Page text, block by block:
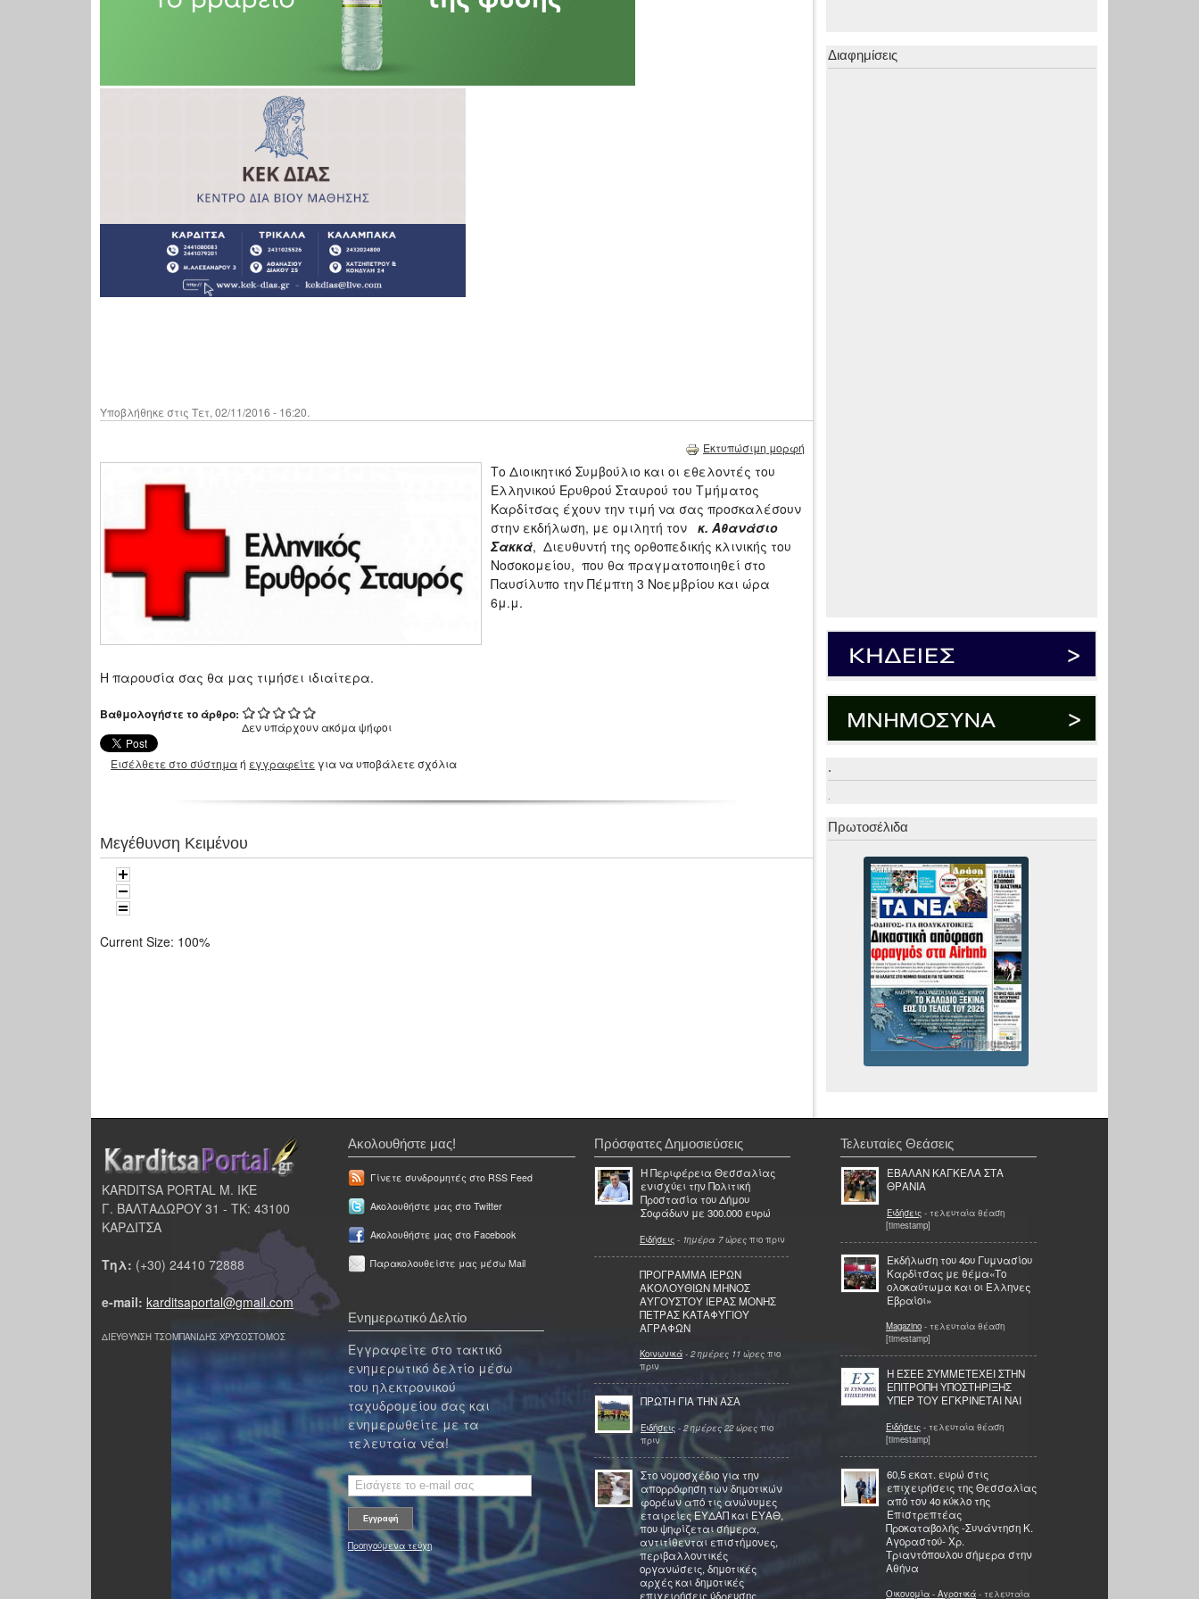
Υποβλήθηκε στις Τετ, 02/11/2016 - 16:20.
Εκτυπώσιμη μορφή
Το Διοικητικό Συμβούλιο και οι εθελοντές του
Ελληνικού Ερυθρού Σταυρού του Τμήματος
Καρδίτσας έχουν την τιμή να σας προσκαλέσουν
στην εκδήλωση, με ομιλητή τον κ. Αθανάσιο
Σακκά, Διευθυντή της ορθοπεδικής κλινικής του
Νοσοκομείου, που θα πραγματοποιηθεί στο
Παυσίλυπο την Πέμπτη 3 Νοεμβρίου και ώρα
6μ.μ.
Η παρουσία σας θα μας τιμήσει ιδιαίτερα.
Βαθμολογήστε το άρθρο:
Δεν υπάρχουν ακόμα ψήφοι
Εισέλθετε στο σύστημαή εγγραφείτε για να υποβάλετε σχόλια
Μεγέθυνση Κειμένου
Current Size: 100%
Διαφημίσεις
.
.
Πρωτοσέλιδα
KARDITSA PORTAL Μ. ΙΚΕ
Γ. ΒΑΛΤΑΔΩΡΟΥ 31 - ΤΚ: 43100
ΚΑΡΔΙΤΣΑ
Τηλ: (+30) 24410 72888
e-mail: karditsaportal@gmail.com
ΔΙΕΥΘΥΝΣΗ ΤΣΟΜΠΑΝΙΔΗΣ ΧΡΥΣΟΣΤΟΜΟΣ
Ακολουθήστε μας!
Γίνετε συνδρομητές στο RSS Feed
Ακολουθήστε μας στο Twitter
Ακολουθήστε μας στο Facebook
Παρακολουθείστε μας μέσω Mail
Ενημερωτικό Δελτίο
Εγγραφείτε στο τακτικό
ενημερωτικό δελτίο μέσω
του ηλεκτρονικού
ταχυδρομείου σας και
ενημερωθείτε με τα
τελευταία νέα!
Προηγούμενα τεύχη
Πρόσφατες Δημοσιεύσεις
Η Περιφέρεια Θεσσαλίας
ενισχύει την Πολιτική
Προστασία του Δήμου
Σοφάδων με 300.000 ευρώ
Ειδήσεις - 1ημέρα 7 ώρες πιο πριν
ΠΡΟΓΡΑΜΜΑ ΙΕΡΩΝ
ΑΚΟΛΟΥΘΙΩΝ ΜΗΝΟΣ
ΑΥΓΟΥΣΤΟΥ ΙΕΡΑΣ ΜΟΝΗΣ
ΠΕΤΡΑΣ ΚΑΤΑΦΥΓΙΟΥ
ΑΓΡΑΦΩΝ
Κοινωνικά - 2 ημέρες 11 ώρες πιο
πριν
ΠΡΩΤΗ ΓΙΑ ΤΗΝ ΑΣΑ
Ειδήσεις - 2 ημέρες 22 ώρες πιο
πριν
Στο νομοσχέδιο για την
απορρόφηση των δημοτικών
φορέων από τις ανώνυμες
εταιρείες ΕΥΔΑΠ και ΕΥΑΘ,
που ψηφίζεται σήμερα,
αντιτίθενται επιστήμονες,
περιβαλλοντικές
οργανώσεις, δημοτικές
αρχές και δημοτικές
επιχειρήσεις ύδρευσης
Τελευταίες Θεάσεις
ΈΒΑΛΑΝ ΚΑΓΚΕΛΑ ΣΤΑ
ΘΡΑΝΙΑ
Ειδήσεις - τελευταία θέαση
[timestamp]
Εκδήλωση του 4ου Γυμνασίου
Καρδίτσας με θέμα«Το
ολοκαύτωμα και οι Έλληνες
Εβραίοι»
Magazino - τελευταία θέαση
[timestamp]
Η ΕΣΕΕ ΣΥΜΜΕΤΕΧΕΙ ΣΤΗΝ
ΕΠΙΤΡΟΠΗ ΥΠΟΣΤΗΡΙΞΗΣ
ΥΠΕΡ ΤΟΥ ΕΓΚΡΙΝΕΤΑΙ ΝΑΙ
Ειδήσεις - τελευταία θέαση
[timestamp]
60,5 εκατ. ευρώ στις
επιχειρήσεις της Θεσσαλίας
από τον 4ο κύκλο της
Επιστρεπτέας
Προκαταβολής -Συνάντηση Κ.
Αγοραστού- Χρ.
Τριαντόπουλου σήμερα στην
Αθήνα
Οικονομία - Αγροτικά - τελευταία